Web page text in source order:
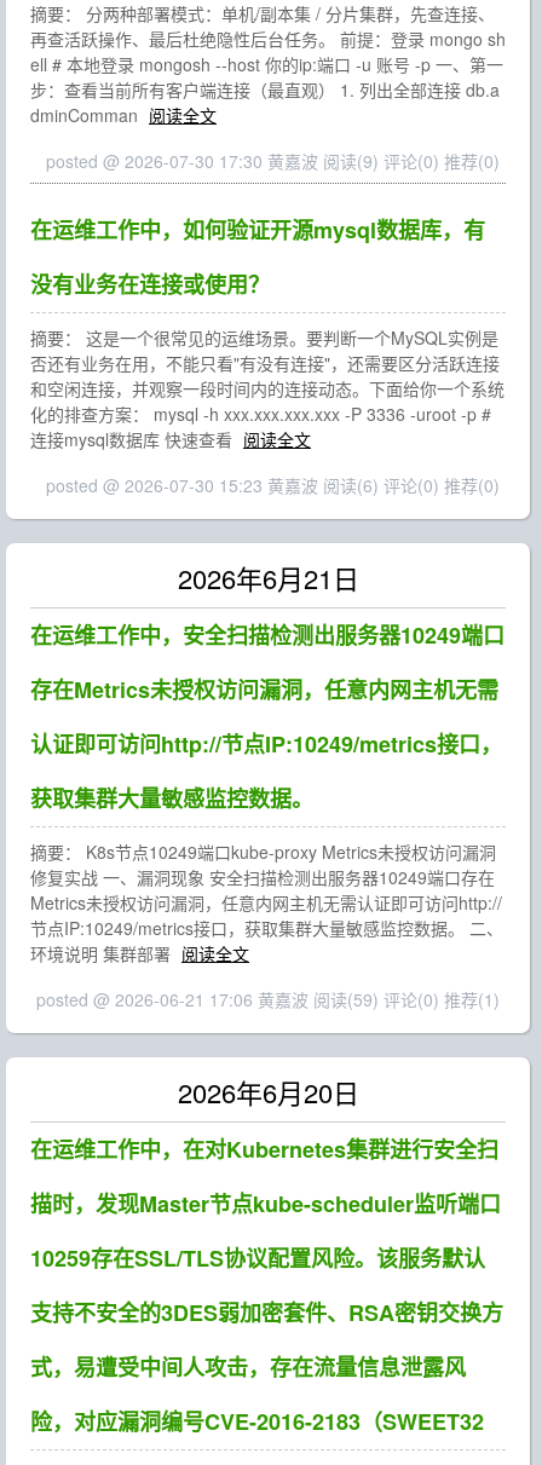
摘要： 分两种部署模式：单机/副本集 / 分片集群，先查连接、
再查活跃操作、最后杜绝隐性后台任务。 前提：登录 mongo sh
ell # 本地登录 mongosh --host 你的ip:端口 -u 账号 -p 一、第一
步：查看当前所有客户端连接（最直观） 1. 列出全部连接 db.a
dminComman 阅读全文
posted @ 2026-07-30 17:30 黄嘉波 阅读(9) 评论(0) 推荐(0)
在运维工作中，如何验证开源mysql数据库，有
没有业务在连接或使用？
摘要： 这是一个很常见的运维场景。要判断一个MySQL实例是
否还有业务在用，不能只看"有没有连接"，还需要区分活跃连接
和空闲连接，并观察一段时间内的连接动态。下面给你一个系统
化的排查方案： mysql -h xxx.xxx.xxx.xxx -P 3336 -uroot -p #
连接mysql数据库 快速查看 阅读全文
posted @ 2026-07-30 15:23 黄嘉波 阅读(6) 评论(0) 推荐(0)
2026年6月21日
在运维工作中，安全扫描检测出服务器10249端口
存在Metrics未授权访问漏洞，任意内网主机无需
认证即可访问http://节点IP:10249/metrics接口，
获取集群大量敏感监控数据。
摘要： K8s节点10249端口kube-proxy Metrics未授权访问漏洞
修复实战 一、漏洞现象 安全扫描检测出服务器10249端口存在
Metrics未授权访问漏洞，任意内网主机无需认证即可访问http://
节点IP:10249/metrics接口，获取集群大量敏感监控数据。 二、
环境说明 集群部署 阅读全文
posted @ 2026-06-21 17:06 黄嘉波 阅读(59) 评论(0) 推荐(1)
2026年6月20日
在运维工作中，在对Kubernetes集群进行安全扫
描时，发现Master节点kube-scheduler监听端口
10259存在SSL/TLS协议配置风险。该服务默认
支持不安全的3DES弱加密套件、RSA密钥交换方
式，易遭受中间人攻击，存在流量信息泄露风
险，对应漏洞编号CVE-2016-2183（SWEET32